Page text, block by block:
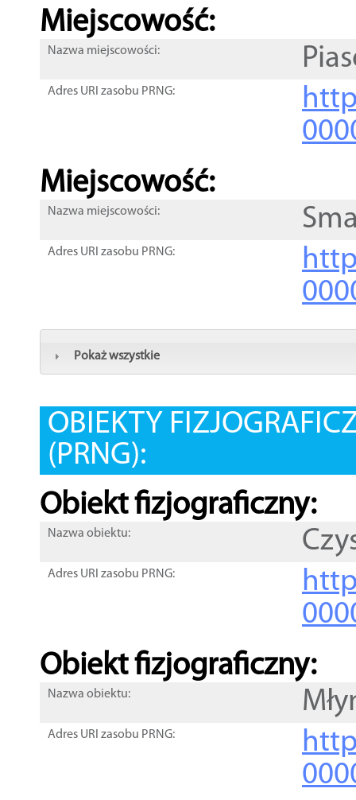
Miejscowość:
Nazwa miejscowości:
Adres URI zasobu PRNG:
Miejscowość:
Nazwa miejscowości:
Adres URI zasobu PRNG:
Pokaż wszystkie
OBIEKTY
(PRNG):
Obiekt fizjograficzny:
Nazwa obiektu:
Adres URI zasobu PRNG:
Obiekt fizjograficzny:
Nazwa obiektu:
Adres URI zasobu PRNG: